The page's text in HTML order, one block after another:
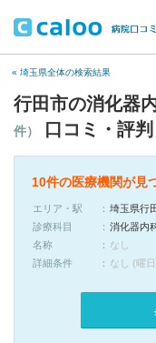
« 埼玉県全体の検索結果
行田市の消化器
件）
口コミ・評判
10件の医療機関が見
エリア・駅
埼玉県行
診療科目
消化器内
名称
なし
詳細条件
なし (曜